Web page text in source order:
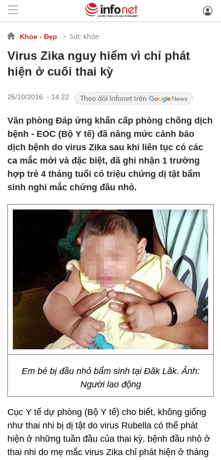
Khỏe - Đẹp Sức khỏe
Virus Zika nguy hiểm vì chỉ phát
hiện ở cuối thai kỳ
26/10/2016 - 14:22
Văn phòng Đáp ứng khẩn cấp phòng chống dịch
bệnh - EOC (Bộ Y tế) đã nâng mức cảnh báo
dịch bệnh do virus Zika sau khi liên tục có các
ca mắc mới và đặc biệt, đã ghi nhận 1 trường
hợp trẻ 4 tháng tuổi có triệu chứng dị tật bẩm
sinh nghi mắc chứng đầu nhỏ.
Em bé bị đầu nhỏ bẩm sinh tại Đăk Lăk. Ảnh:
Người lao động
Cục Y tế dự phòng (Bộ Y tế) cho biết, không giống
như thai nhi bị dị tật do virus Rubella có thể phát
hiện ở những tuần đầu của thai kỳ, bệnh đầu nhỏ ở
thai nhi do mẹ mắc virus Zika chỉ phát hiện ở tháng